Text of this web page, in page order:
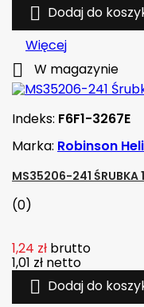
 Dodaj do
Więcej
 W magazynie
Indeks: F6F1-3267E
Marka: Robinson
MS35206-241 ŚRUBKA
(0)
1,24 zł brutto
1,01 zł netto
 Dodaj do